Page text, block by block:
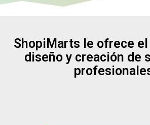
ShopiMarts le ofrece
diseño y creación de